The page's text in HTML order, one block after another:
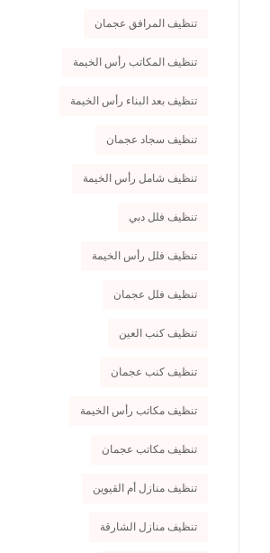
تنظيف المرافق عجمان
تنظيف المكاتب رأس الخيمة
تنظيف بعد البناء رأس الخيمة
تنظيف سجاد عجمان
تنظيف شامل رأس الخيمة
تنظيف فلل دبي
تنظيف فلل رأس الخيمة
تنظيف فلل عجمان
تنظيف كنب العين
تنظيف كنب عجمان
تنظيف مكاتب رأس الخيمة
تنظيف مكاتب عجمان
تنظيف منازل أم القيوين
تنظيف منازل الشارقة